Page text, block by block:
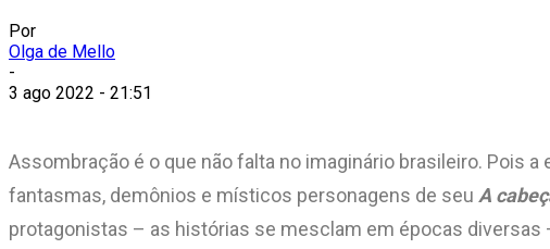
Por
Olga de Mello
-
3 ago 2022 - 21:51
Assombração é o que não falta no imaginário brasileiro. Pois
fantasmas, demônios e místicos personagens de seu A
protagonistas – as histórias se mesclam em épocas